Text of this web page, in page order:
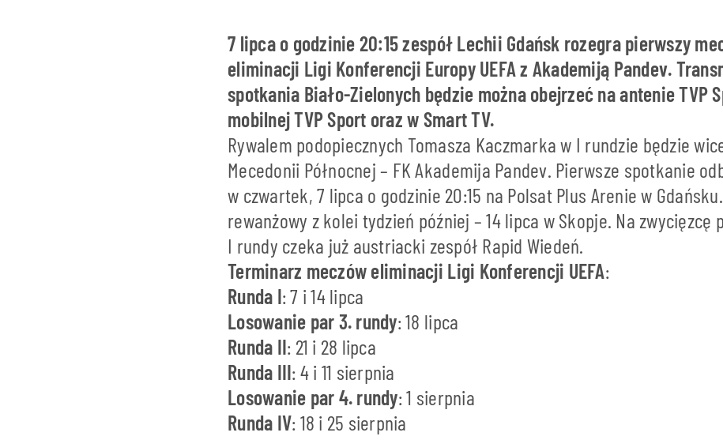
7 lipca o godzinie 20:15 zespół Lechii Gdańsk rozegra pierwszy
eliminacji Ligi Konferencji Europy UEFA z Akademiją Pandev.
spotkania Biało-Zielonych będzie można obejrzeć na antenie TVP
mobilnej TVP Sport oraz w Smart TV.
Rywalem podopiecznych Tomasza Kaczmarka w I rundzie będzie
Mecedonii Północnej – FK Akademija Pandev. Pierwsze spotkanie
w czwartek, 7 lipca o godzinie 20:15 na Polsat Plus Arenie w
rewanżowy z kolei tydzień później – 14 lipca w Skopje. Na zwycięzcę
I rundy czeka już austriacki zespół Rapid Wiedeń.
Terminarz meczów eliminacji Ligi Konferencji UEFA:
Runda I: 7 i 14 lipca
Losowanie par 3. rundy: 18 lipca
Runda II: 21 i 28 lipca
Runda III: 4 i 11 sierpnia
Losowanie par 4. rundy: 1 sierpnia
Runda IV: 18 i 25 sierpnia